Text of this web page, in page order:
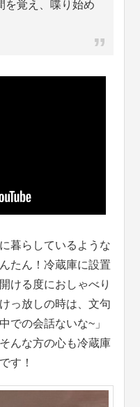
を覚え、喋り始め
暮らしているような
たん！冷蔵庫に設置
ける度におしゃべり
っ放しの時は、文句
での会話ないな~」
んな方の心も冷蔵庫
す！